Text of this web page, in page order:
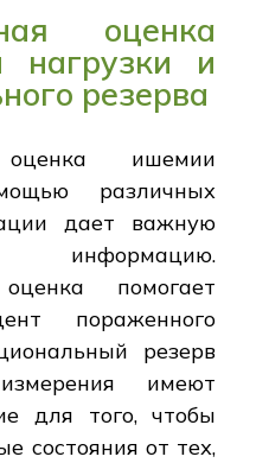
оценка
нагрузки и
резерва
оценка ишемии
различных
дает важную
информацию.
помогает
пораженного
резерв
имеют
для того, чтобы
состояния от тех,